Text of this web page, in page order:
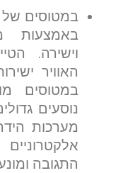
במטוסים של
באמצעות
וישירה.
האוויר
במטוסים
נוסעים
מערכות
התגובה